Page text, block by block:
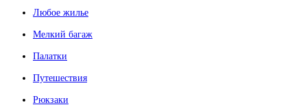
Любое жилье
Мелкий багаж
Палатки
Путешествия
Рюкзаки